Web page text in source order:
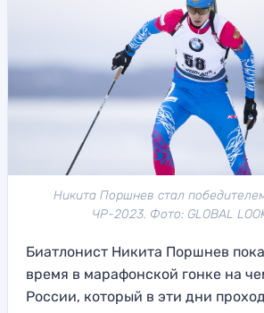
Никита Поршнев стал
ЧР-2023. Фото: GLOBAL
Биатлонист Никита Поршнев
время в марафонской гонке на
России, который в эти дни